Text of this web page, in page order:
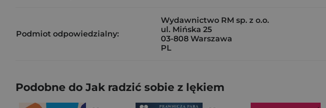
Podmiot odpowiedzialny:
Wydawnictwo RM sp. z o.o.
ul. Mińska 25
03-808 Warszawa
PL
Podobne do Jak radzić sobie z lękiem